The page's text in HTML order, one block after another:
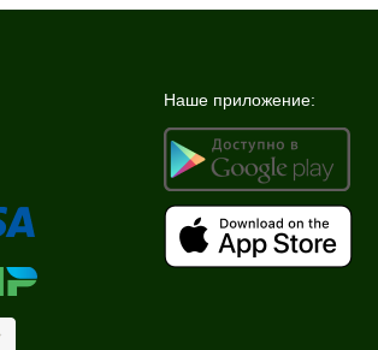
Наше приложение: